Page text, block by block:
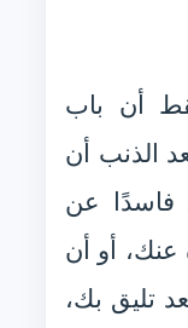
أن باب
الذنب أن
فاسدًا عن
عنك، أو أن
تليق بك،